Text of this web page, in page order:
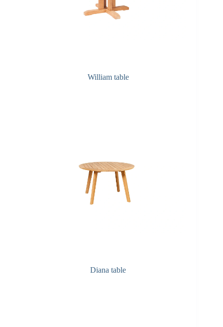
William table
Diana table